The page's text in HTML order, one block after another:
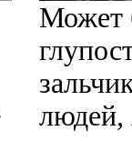
Может
людей,